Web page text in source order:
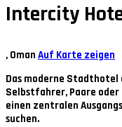
Intercity
, Oman Auf Karte zeigen
Das moderne
Selbstfahrer, Paare
einen zentralen
suchen.